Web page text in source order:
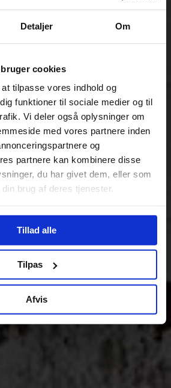
Detaljer Om
cookies
tilpasse vores indhold og
funktioner til sociale medier og til
Vi deler også oplysninger om
med vores partnere inden
og
partnere kan kombinere disse
du har givet dem, eller som
brug af deres tjenester.
Tillad alle
Tilpas
Afvis